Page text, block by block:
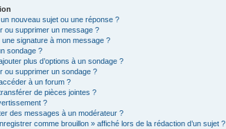
nouveau sujet ou une réponse ?
ou supprimer un message ?
signature à mon message ?
sondage ?
plus d’options à un sondage ?
ou supprimer un sondage ?
à un forum ?
de pièces jointes ?
?
des messages à un modérateur ?
comme brouillon » affiché lors de la rédaction d’un sujet ?